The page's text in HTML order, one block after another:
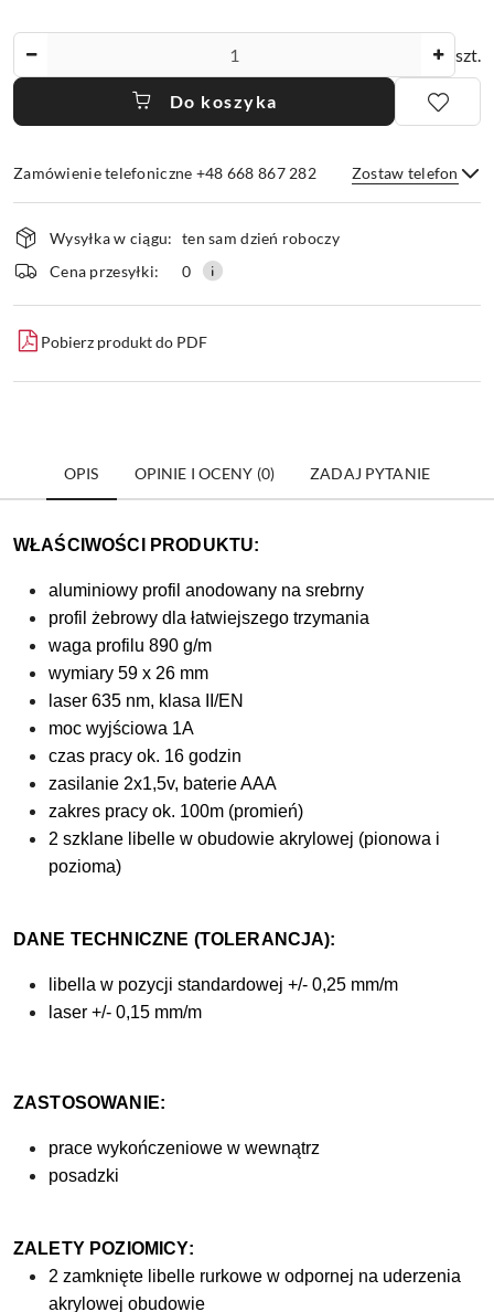
szt.
Do koszyka
Zamówienie telefoniczne +48 668 867 282 Zostaw telefon
Wyślij
Dostępność
i
dostawa
Wysyłka w ciągu: ten sam dzień roboczy
Cena przesyłki:
0
Pobierz produkt do PDF
OPIS OPINIE I OCENY (0) ZADAJ PYTANIE
WŁAŚCIWOŚCI PRODUKTU:
aluminiowy profil anodowany na srebrny
profil żebrowy dla łatwiejszego trzymania
waga profilu 890 g/m
wymiary 59 x 26 mm
laser 635 nm, klasa II/EN
moc wyjściowa 1A
czas pracy ok. 16 godzin
zasilanie 2x1,5v, baterie AAA
zakres pracy ok. 100m (promień)
2 szklane libelle w obudowie akrylowej (pionowa i
pozioma)
DANE TECHNICZNE (TOLERANCJA):
libella w pozycji standardowej +/- 0,25 mm/m
laser +/- 0,15 mm/m
ZASTOSOWANIE:
prace wykończeniowe w wewnątrz
posadzki
ZALETY POZIOMICY:
2 zamknięte libelle rurkowe w odpornej na uderzenia
akrylowej obudowie